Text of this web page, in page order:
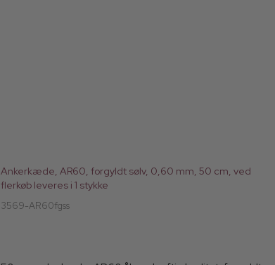
Ankerkæde, AR60, forgyldt sølv, 0,60 mm, 50 cm, ved
flerkøb leveres i 1 stykke
3569-AR60fgss